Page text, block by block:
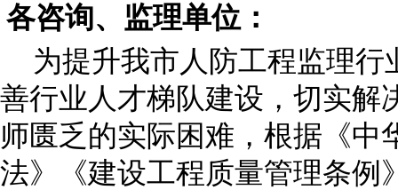
各咨询、监理单位：
为提升我市人防工程监理
善行业人才梯队建设，切实解
师匮乏的实际困难，根据《中
法》《建设工程质量管理条例